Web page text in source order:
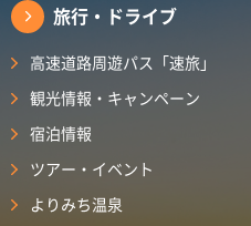
旅行・ドライブ
高速道路周遊パス「速旅」
観光情報・キャンペーン
宿泊情報
ツアー・イベント
よりみち温泉